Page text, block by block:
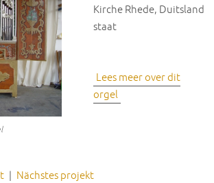
Kirche Rhede, Duitsland
staat
Lees meer over dit
orgel
| Nächstes projekt